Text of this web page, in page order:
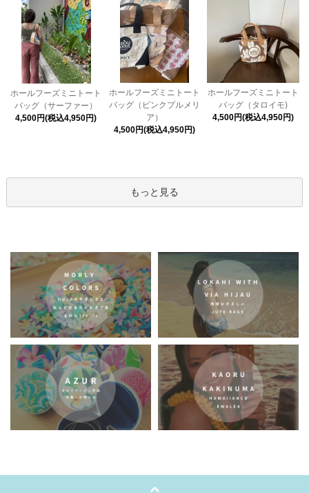
ホールフーズミニトート
バッグ（サーファー）
4,500円(税込4,950円)
ホールフーズミニトート
バッグ（ピンクプルメリ
ア）
4,500円(税込4,950円)
ホールフーズミニトート
バッグ（タロイモ)
4,500円(税込4,950円)
もっと見る